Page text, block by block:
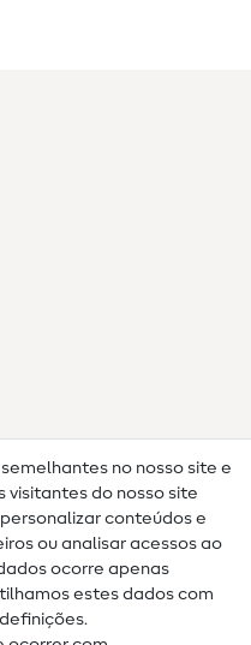
no nosso site e
visitantes do nosso site
conteúdos e
ou analisar acessos ao
ocorre apenas
estes dados com